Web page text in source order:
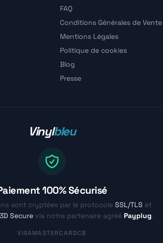
FAQ
Conditions Générales de Vente
Mentions Légales
Politique de cookies
Blog
Presse
Vinylbleu
100% Sécurisé
sont cryptées par le protocole SSL/TLS et
3D Secure via notre partenaire agréé Payplug.
VISAMASTERCARDCB